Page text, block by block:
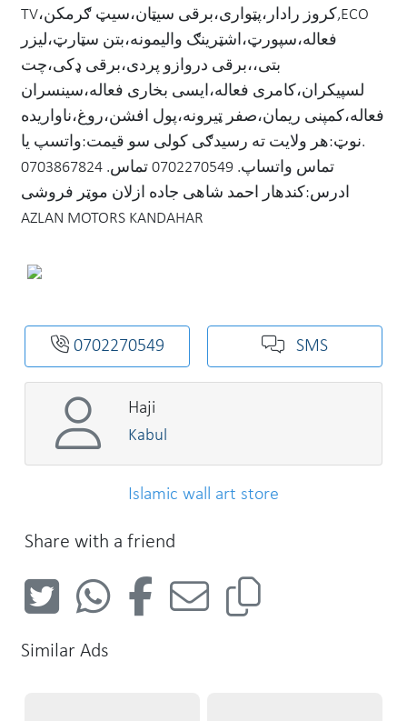
TV،کروز رادار،پټواری،برقی سیټان،سیټ ګرمکن,ECO
فعاله،سپورټ،اشټرینګ والیمونه،بتن سټارټ،لیزر
بتی،،برقی دروازو پردی،برقی ډکی،چت
لسپیکران،کامری فعاله،ایسی بخاری فعاله،سینسران
فعاله،کمپنی ریمان،صفر ټیرونه،پول افشن،روغ،ناواریده
.نوټ:هر ولایت ته رسیدګی کولی سو قیمت:واتسپ یا
تماس واتساپ. 0702270549 تماس. 0703867824
ادرس:کندهار احمد شاهی جاده ازلان موټر فروشی
AZLAN MOTORS KANDAHAR
0702270549 SMS
Haji
Kabul
Islamic wall art store
Share with a friend
Similar Ads